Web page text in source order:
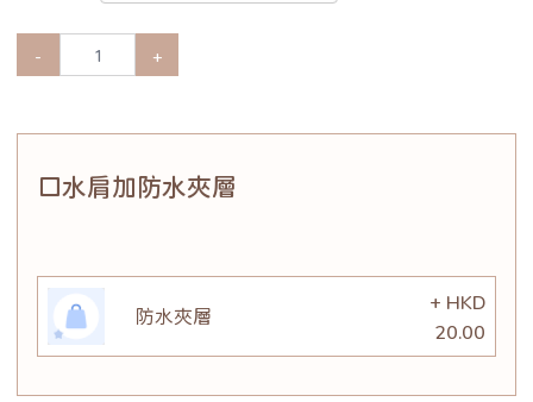
- +
口水肩加防水夾層
防水夾層
+ HKD
20.00